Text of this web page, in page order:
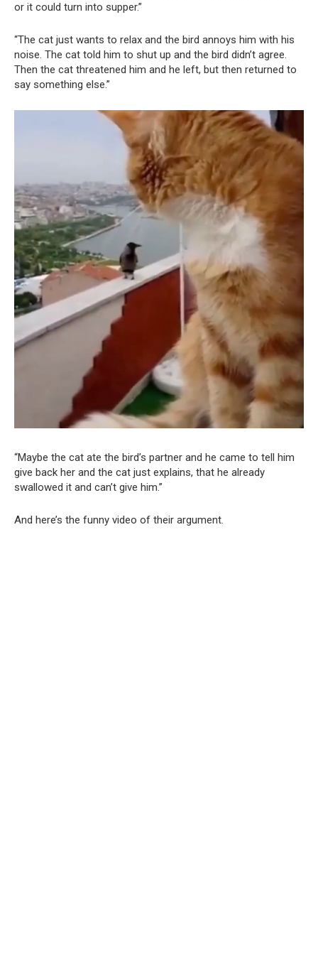
or it could turn into supper.”
“The cat just wants to relax and the bird annoys him with his
noise. The cat told him to shut up and the bird didn’t agree.
Then the cat threatened him and he left, but then returned to
say something else.”
“Maybe the cat ate the bird’s partner and he came to tell him
give back her and the cat just explains, that he already
swallowed it and can’t give him.”
And here’s the funny video of their argument.